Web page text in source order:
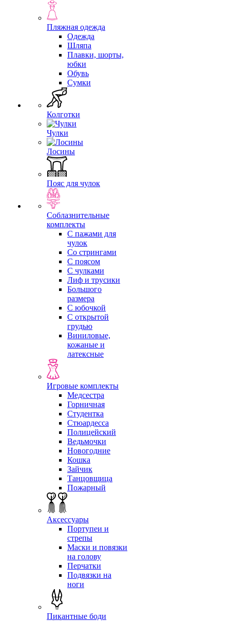
Пляжная одежда
Одежда
Шляпа
Плавки, шорты,
юбки
Обувь
Сумки
Колготки
Чулки
Лосины
Пояс для чулок
Соблазнительные
комплекты
С пажами для
чулок
Со стрингами
С поясом
С чулками
Лиф и трусики
Большого
размера
С юбочкой
С открытой
грудью
Виниловые,
кожаные и
латексные
Игровые комплекты
Медсестра
Горничная
Студентка
Стюардесса
Полицейский
Ведьмочки
Новогодние
Кошка
Зайчик
Танцовщица
Пожарный
Аксессуары
Портупеи и
стрепы
Маски и повязки
на голову
Перчатки
Подвязки на
ноги
Пикантные боди